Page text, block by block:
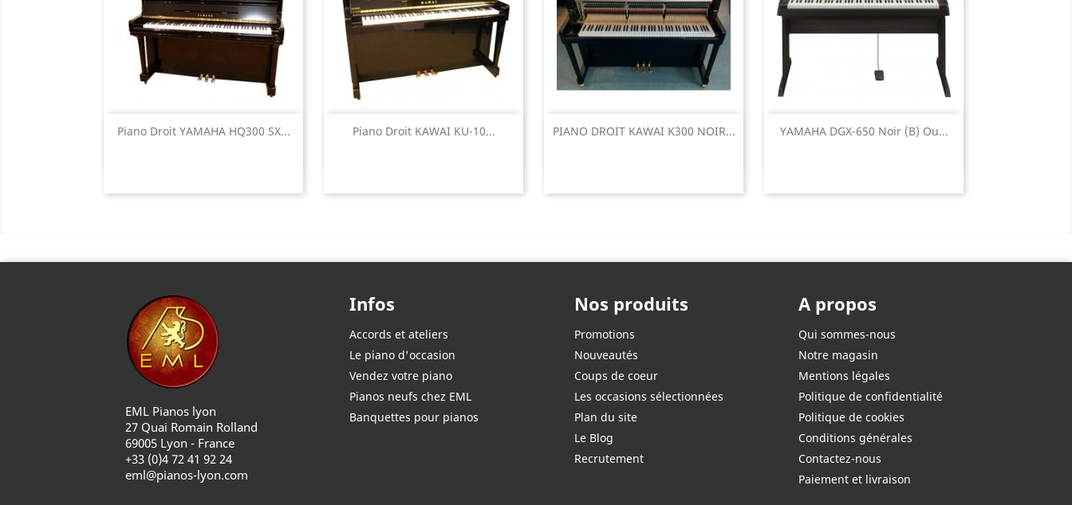
Piano Droit YAMAHA HQ300 SX...
Aperçu rapide Piano Droit KAWAI KU-10...
Aperçu rapide PIANO DROIT KAWAI K300 NOIR...
Aperçu rapide YAMAHA DGX-650 Noir (B) Ou...
 Aperçu rapide
EML Pianos lyon
27 Quai Romain Rolland
69005 Lyon - France
+33 (0)4 72 41 92 24
eml@pianos-lyon.com
Infos
Accords et ateliers
Le piano d'occasion
Vendez votre piano
Pianos neufs chez EML
Banquettes pour pianos
Nos produits
Promotions
Nouveautés
Coups de coeur
Les occasions sélectionnées
Plan du site
Le Blog
Recrutement
A propos
Qui sommes-nous
Notre magasin
Mentions légales
Politique de confidentialité
Politique de cookies
Conditions générales
Contactez-nous
Paiement et livraison